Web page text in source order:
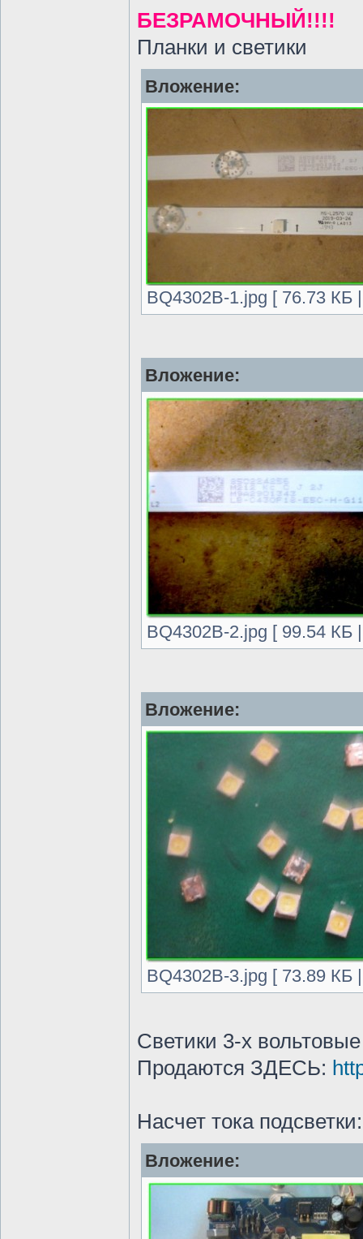
БЕЗРАМОЧНЫЙ!!!!
Планки и светики
Вложение:
BQ4302B-1.jpg [ 76.73 КБ
Вложение:
BQ4302B-2.jpg [ 99.54 КБ
Вложение:
BQ4302B-3.jpg [ 73.89 КБ
Светики 3-х
Продаются ЗДЕСЬ:
Насчет тока
Вложение: